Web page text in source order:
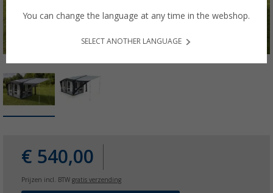
€ 540,00
Prijzen incl. BTW gratis verzending
You can change the language at any time in the webshop.
SELECT ANOTHER LANGUAGE